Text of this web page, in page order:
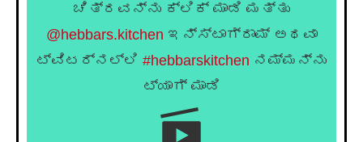
ಚಿತ್ರವನ್ನು ಕ್ಲಿಕ್ ಮಾಡಿ ಮತ್ತು
@hebbars.kitchen ಇನ್ಸ್ಟಾಗ್ರಾಮ್ ಅಥವಾ
ಟ್ವಿಟರ್‌ನಲ್ಲಿ #hebbarskitchen ನಮ್ಮನ್ನು
ಟ್ಯಾಗ್ ಮಾಡಿ